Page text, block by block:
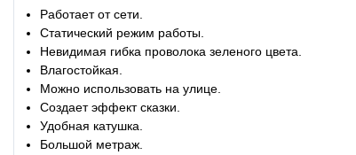
Работает от сети.
Статический режим работы.
Невидимая гибка проволока зеленого цвета.
Влагостойкая.
Можно использовать на улице.
Создает эффект сказки.
Удобная катушка.
Большой метраж.